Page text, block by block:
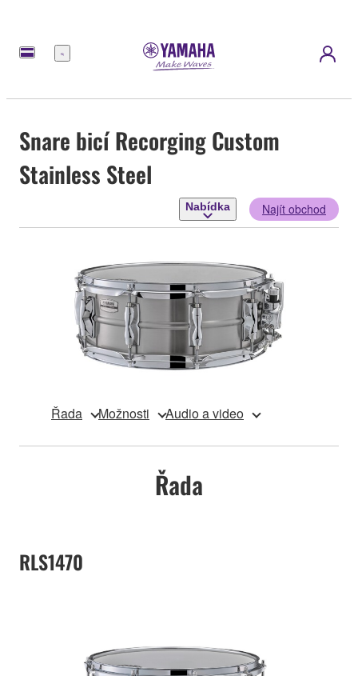
Nabídka
Snare bicí Recorging Custom
Stainless Steel
Nabídka Najít obchod
Řada Možnosti Audio a video
Řada
RLS1470